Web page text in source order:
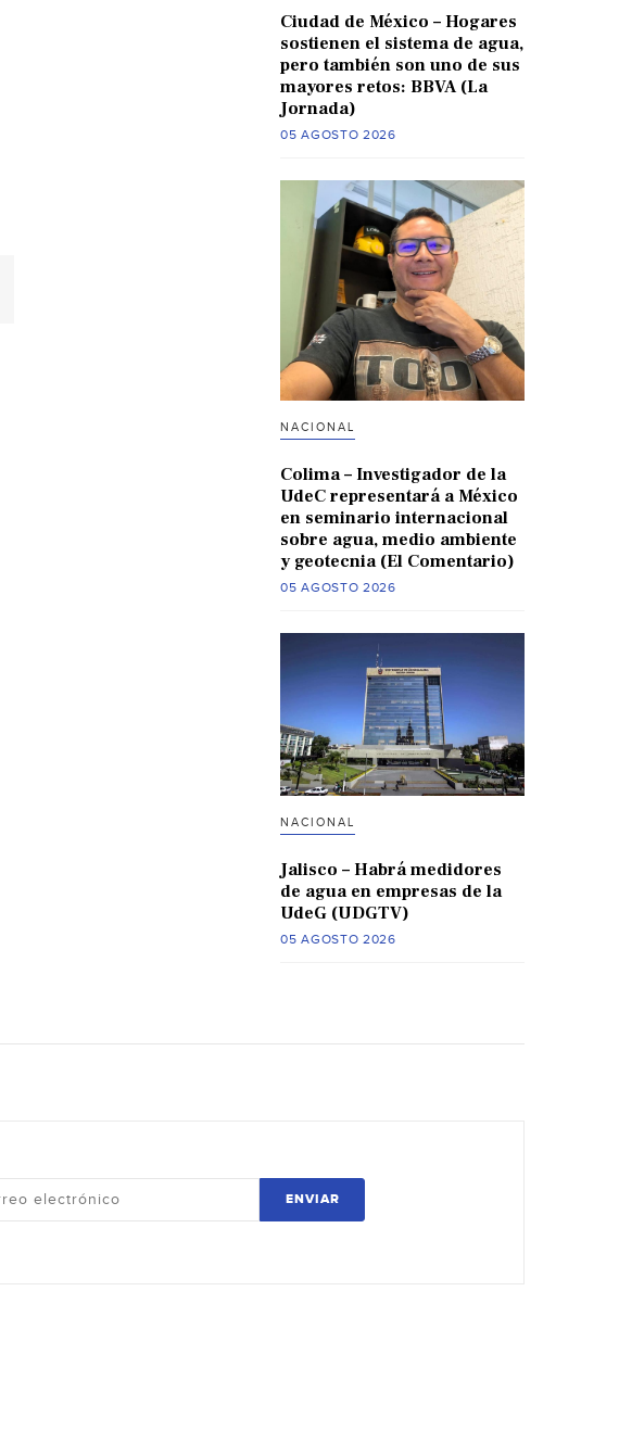
Ciudad de México – Hogares
sostienen el sistema de agua,
pero también son uno de sus
mayores retos: BBVA (La
Jornada)
05 AGOSTO 2026
NACIONAL
Colima – Investigador de la
UdeC representará a México
en seminario internacional
sobre agua, medio ambiente
y geotecnia (El Comentario)
05 AGOSTO 2026
NACIONAL
Jalisco – Habrá medidores
de agua en empresas de la
UdeG (UDGTV)
05 AGOSTO 2026
ENVIAR